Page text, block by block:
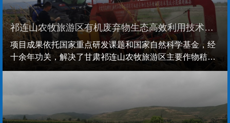
种，同步研发三大核心种植技术—旱作区全膜双垄测播、
灌溉区膜下滴灌水肥一体化、复种区麦后免耕覆秸精量
播...
祁连山农牧旅游区有机废弃物生态高效利用技术集成示范
项目成果依托国家重点研发课题和国家自然科学基金，经
十余年功关，解决了甘肃祁连山农牧旅游区主要作物秸
秆、畜禽粪便和餐厨垃圾等有机废弃物处置和生态高值利
与工艺、餐厨垃圾就地处理处置及餐厨垃圾源沼渣碳回收
外源性磷酸盐等关键技术。构建“主辅料配伍-效果验证-适